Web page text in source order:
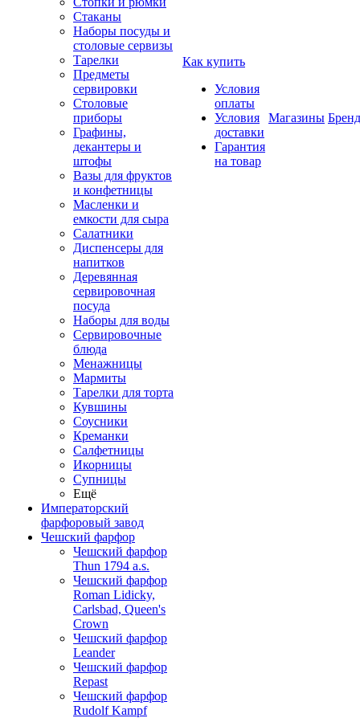
Стаканы
Наборы посуды и
столовые сервизы
Тарелки
Предметы
сервировки
Столовые
приборы
Графины,
декантеры и
штофы
Вазы для фруктов
и конфетницы
Масленки и
емкости для сыра
Салатники
Диспенсеры для
напитков
Деревянная
сервировочная
посуда
Наборы для воды
Сервировочные
блюда
Менажницы
Мармиты
Тарелки для торта
Кувшины
Соусники
Креманки
Салфетницы
Икорницы
Супницы
Ещё
Императорский
фарфоровый завод
Чешский фарфор
Чешский фарфор
Thun 1794 a.s.
Чешский фарфор
Roman Lidicky,
Carlsbad, Queen's
Crown
Чешский фарфор
Leander
Чешский фарфор
Repast
Чешский фарфор
Rudolf Kampf
Как купить
Условия
оплаты
Условия
доставки
Гарантия
на товар
Магазины